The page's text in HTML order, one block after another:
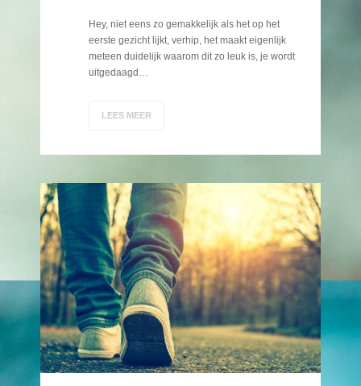
Hey, niet eens zo gemakkelijk als het op het
eerste gezicht lijkt, verhip, het maakt eigenlijk
meteen duidelijk waarom dit zo leuk is, je wordt
uitgedaagd…
LEES MEER